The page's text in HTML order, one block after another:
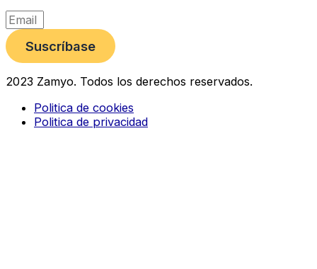
Suscríbase
2023 Zamyo. Todos los derechos reservados.
Politica de cookies
Politica de privacidad